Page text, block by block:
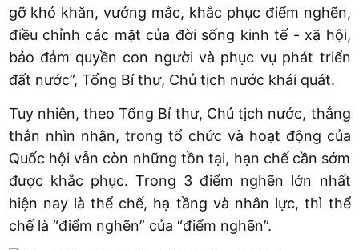
gỡ khó khăn, vướng mắc, khắc phục điểm nghẽn,
điều chỉnh các mặt của đời sống kinh tế - xã hội,
bảo đảm quyền con người và phục vụ phát triển
đất nước”, Tổng Bí thư, Chủ tịch nước khái quát.
Tuy nhiên, theo Tổng Bí thư, Chủ tịch nước, thẳng
thắn nhìn nhận, trong tổ chức và hoạt động của
Quốc hội vẫn còn những tồn tại, hạn chế cần sớm
được khắc phục. Trong 3 điểm nghẽn lớn nhất
hiện nay là thể chế, hạ tầng và nhân lực, thì thể
chế là “điểm nghẽn” của “điểm nghẽn”.